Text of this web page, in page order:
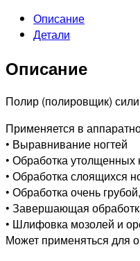
зел
Средний
Описание
Детали
Описание
Полир (полировщик)
Применяется в
• Выравнивание ногтей
• Обработка утолщенных
• Обработка слоящихся
• Обработка очень
• Завершающая
• Шлифовка мозолей и
Может применяться для